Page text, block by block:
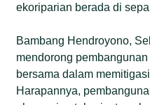
ekoriparian berada di
Bambang Hendroyono,
mendorong
bersama dalam
Harapannya,